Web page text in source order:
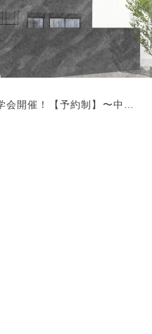
開催！【予約制】〜中…